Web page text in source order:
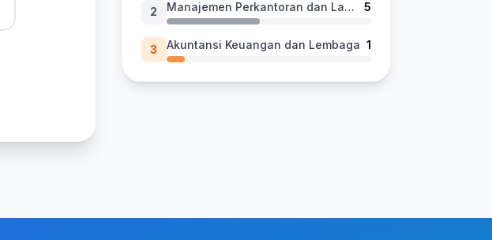
2 Manajemen Perkantoran dan Layanan Bisnis 5
3 Akuntansi Keuangan dan Lembaga 1